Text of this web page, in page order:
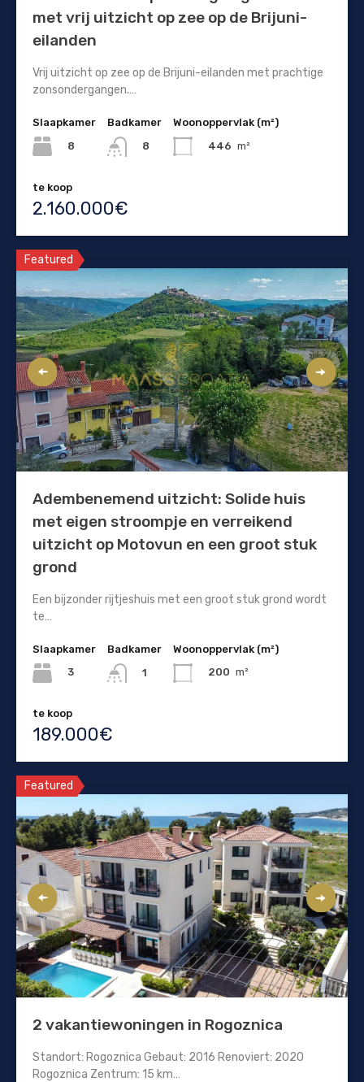
met vrij uitzicht op zee op de Brijuni-
eilanden
Vrij uitzicht op zee op de Brijuni-eilanden met prachtige
zonsondergangen.…
Slaapkamer
8
Badkamer
8
Woonoppervlak (m²)
446 m²
te koop
2.160.000€
Featured
Adembenemend uitzicht: Solide huis
met eigen stroompje en verreikend
uitzicht op Motovun en een groot stuk
grond
Een bijzonder rijtjeshuis met een groot stuk grond wordt
te…
Slaapkamer
3
Badkamer
1
Woonoppervlak (m²)
200 m²
te koop
189.000€
Featured
2 vakantiewoningen in Rogoznica
Standort: Rogoznica Gebaut: 2016 Renoviert: 2020
Rogoznica Zentrum: 15 km…